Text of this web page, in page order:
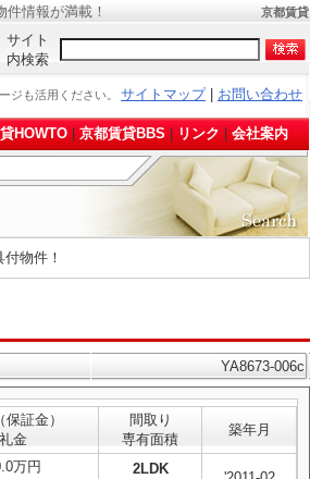
情報が満載！ 京都賃貸
サイト
内検索
ジも活用ください。 サイトマップ| お問い合わせ
HOWTO 京都賃貸BBS リンク 会社案内
物件！
YA8673-006c
証金）
礼金
間取り
専有面積
築年月
万円
2LDK